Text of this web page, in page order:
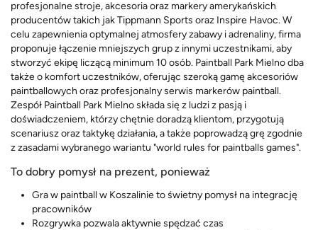
profesjonalne stroje, akcesoria oraz markery amerykańskich
producentów takich jak Tippmann Sports oraz Inspire Havoc. W
celu zapewnienia optymalnej atmosfery zabawy i adrenaliny, firma
proponuje łączenie mniejszych grup z innymi uczestnikami, aby
stworzyć ekipę liczącą minimum 10 osób. Paintball Park Mielno dba
także o komfort uczestników, oferując szeroką gamę akcesoriów
paintballowych oraz profesjonalny serwis markerów paintball.
Zespół Paintball Park Mielno składa się z ludzi z pasją i
doświadczeniem, którzy chętnie doradzą klientom, przygotują
scenariusz oraz taktykę działania, a także poprowadzą grę zgodnie
z zasadami wybranego wariantu "world rules for paintballs games".
To dobry pomysł na prezent, ponieważ
Gra w paintball w Koszalinie to świetny pomysł na integrację
pracowników
Rozgrywka pozwala aktywnie spędzać czas